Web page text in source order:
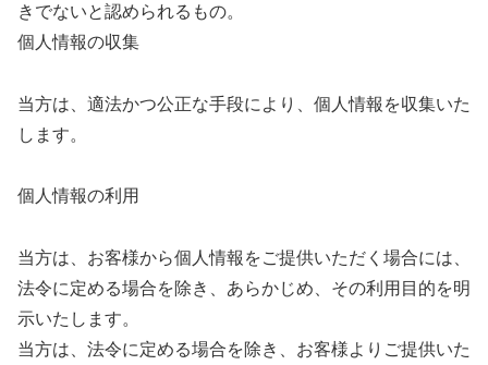
きでないと認められるもの。
個人情報の収集
当方は、適法かつ公正な手段により、個人情報を収集いた
します。
個人情報の利用
当方は、お客様から個人情報をご提供いただく場合には、
法令に定める場合を除き、あらかじめ、その利用目的を明
示いたします。
当方は、法令に定める場合を除き、お客様よりご提供いた